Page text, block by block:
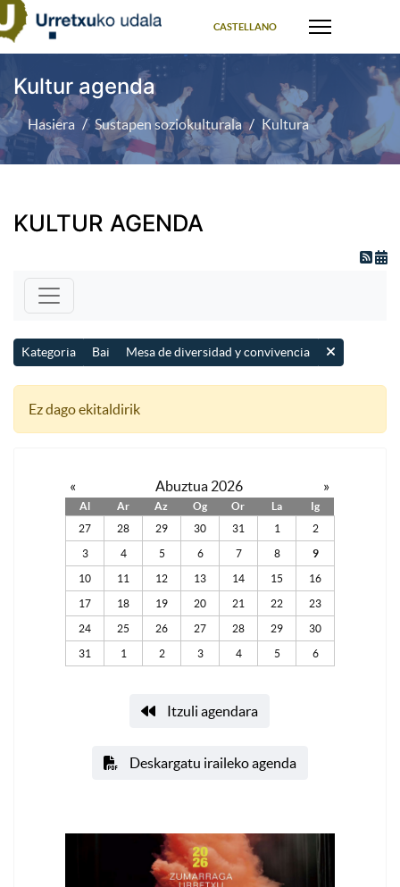
CASTELLANO
Kultur agenda
Hasiera Sustapen soziokulturala Kultura
KULTUR AGENDA
Kategoria Bai Mesa de diversidad y convivencia
Ez dago ekitaldirik
« Abuztua 2026 »
Al Ar Az Og Or La
Ig
27
28 29 30 31 1 2
3 4 5 6 7 8 9
10 11 12 13 14 15 16
17 18 19 20 21 22 23
24 25 26 27 28 29 30
31 1 2 3 4 5 6
Itzuli agendara
Deskargatu iraileko agenda